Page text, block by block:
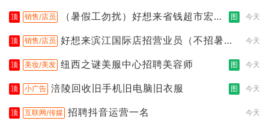
顶 销售/店员
（暑假工勿扰）好想来省钱超市宏声
图 今天
顶 销售/店员 好想来滨江国际店招营业员（不招暑假
今天
顶 美妆/美发 纽西之谜美服中心招聘美容师 图 今天
顶 小广告 涪陵回收旧手机旧电脑旧衣服 图 今天
顶 互联网/传媒 招聘抖音运营一名 今天